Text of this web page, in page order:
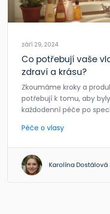
září 29, 2024
Co potřebují vaše
zdraví a krásu?
Zkoumáme kroky a
potřebují k tomu, aby
každodenní péče po
rady a tipy, jak se starat o
Péče o vlasy
Karolína Dostálová